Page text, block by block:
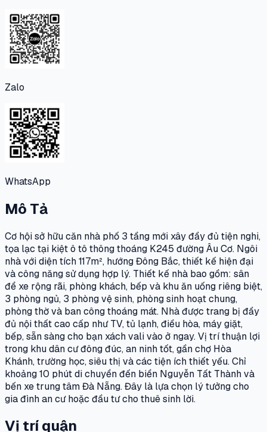
Zalo
WhatsApp
Mô Tả
Cơ hội sở hữu căn nhà phố 3 tầng mới xây đầy đủ tiện nghi,
tọa lạc tại kiệt ô tô thông thoáng K245 đường Âu Cơ. Ngôi
nhà với diện tích 117m², hướng Đông Bắc, thiết kế hiện đại
và công năng sử dụng hợp lý. Thiết kế nhà bao gồm: sân
để xe rộng rãi, phòng khách, bếp và khu ăn uống riêng biệt,
3 phòng ngủ, 3 phòng vệ sinh, phòng sinh hoạt chung,
phòng thờ và ban công thoáng mát. Nhà được trang bị đầy
đủ nội thất cao cấp như TV, tủ lạnh, điều hòa, máy giặt,
bếp, sẵn sàng cho bạn xách vali vào ở ngay. Vị trí thuận lợi
trong khu dân cư đông đúc, an ninh tốt, gần chợ Hòa
Khánh, trường học, siêu thị và các tiện ích thiết yếu. Chỉ
khoảng 10 phút di chuyển đến biển Nguyễn Tất Thành và
bến xe trung tâm Đà Nẵng. Đây là lựa chọn lý tưởng cho
gia đình an cư hoặc đầu tư cho thuê sinh lời.
Vị trí quận